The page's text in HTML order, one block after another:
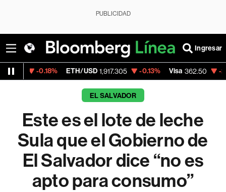
PUBLICIDAD
Ingresar
ETH/USD 1,917.305 -0.13% Visa 362.50 -2.15%
EL SALVADOR
Este es el lote de leche
Sula que el Gobierno de
El Salvador dice “no es
apto para consumo”